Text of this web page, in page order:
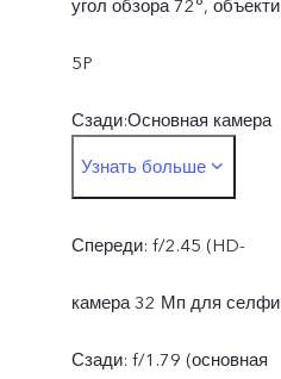
угол обзора 72°,
5P
Сзади:Основная камера
Sony с разрешением
50 Мп: автофокусировка,
f/1.79, угол обзора 79°,
объектив
Узнать больше
Спереди: f/2.45 (HD-
камера 32 Мп для
Сзади: f/1.79 (основная